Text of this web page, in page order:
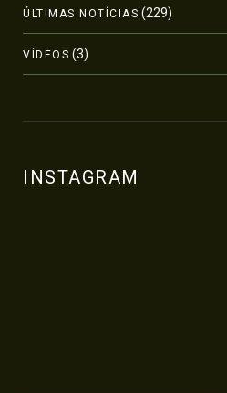
ÚLTIMAS NOTÍCIAS (229)
VÍDEOS (3)
INSTAGRAM